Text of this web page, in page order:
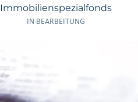
Immobilienspezialfonds
IN BEARBEITUNG